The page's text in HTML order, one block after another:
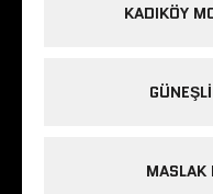
KADIKÖY
MASLAK